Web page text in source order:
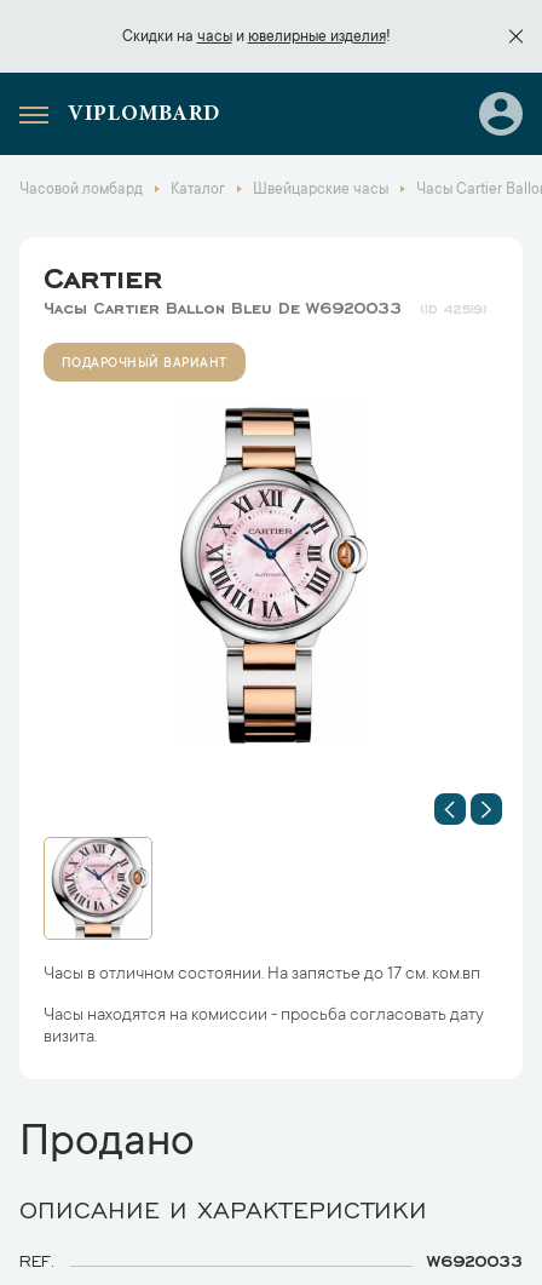
Скидки на часыи ювелирные изделия!
Скидки начасы
VIPLOMBARD
Часовой ломбард Каталог Швейцарские часы Часы Cartier
Cartier
Часы Cartier Ballon Bleu De W6920033 42519
ПОДАРОЧНЫЙ ВАРИАНТ
Часы в отличном состоянии. На запястье до 17 см. ком.вп
Часы находятся на комиссии - просьба согласовать дату
визита.
Продано
ОПИСАНИЕ И ХАРАКТЕРИСТИКИ
REF.
W6920033